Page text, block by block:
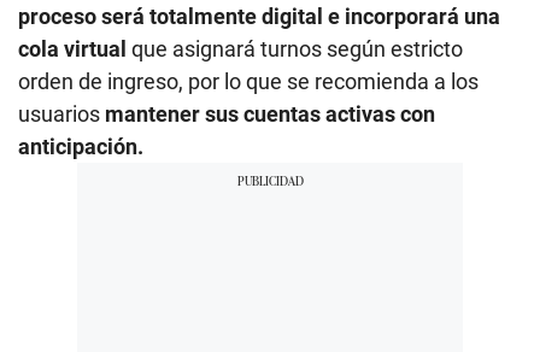
proceso será totalmente digital e incorporará una
cola virtual que asignará turnos según estricto
orden de ingreso, por lo que se recomienda a los
usuarios mantener sus cuentas activas con
anticipación.